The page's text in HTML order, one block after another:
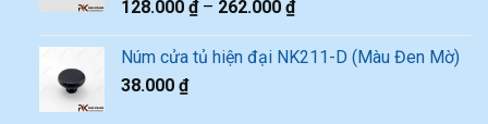
128.000 ₫– 262.000 ₫
Núm cửa tủ hiện đại NK211-D (Màu Đen Mờ)
38.000 ₫